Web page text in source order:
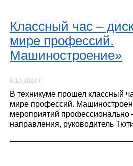
Классный час –
мире профессий.
Машиностроение»
8.10.2024 г.
В техникуме прошел классный
мире профессий.
мероприятий профессионально
направления, руководитель